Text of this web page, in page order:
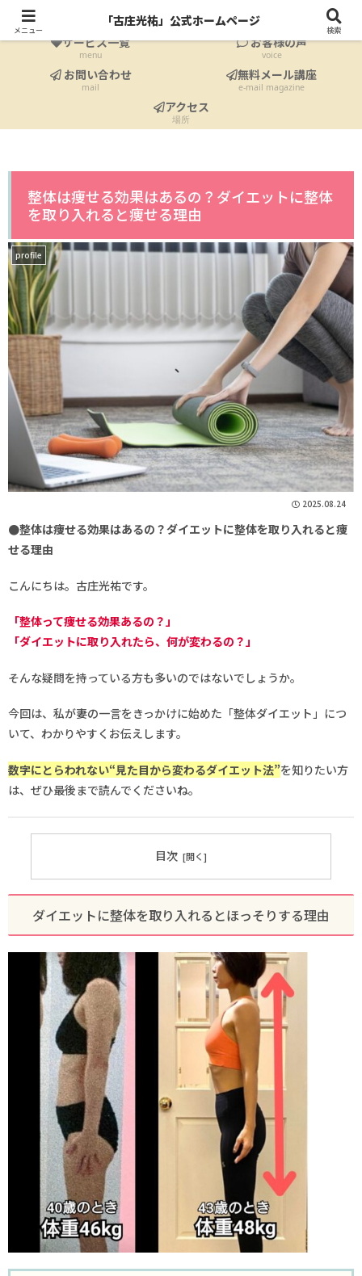
profile
サービス一覧
menu
お客様の声
voice
お問い合わせ
mail
無料メール講座
e-mail magazine
アクセス
場所
整体は痩せる効果はあるの？ダイエットに整体
を取り入れると痩せる理由
profile
2025.08.24
●整体は痩せる効果はあるの？ダイエットに整体を取り入れると痩
せる理由
こんにちは。古庄光祐です。
「整体って痩せる効果あるの？」
「ダイエットに取り入れたら、何が変わるの？」
そんな疑問を持っている方も多いのではないでしょうか。
今回は、私が妻の一言をきっかけに始めた「整体ダイエット」につ
いて、わかりやすくお伝えします。
数字にとらわれない“見た目から変わるダイエット法”を知りたい方
は、ぜひ最後まで読んでくださいね。
目次
ダイエットに整体を取り入れるとほっそりする理由
メニュー
「古庄光祐」公式ホームページ
検索